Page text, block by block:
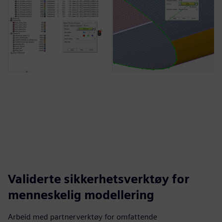
Validerte sikkerhetsverktøy for
menneskelig modellering
Arbeid med partnerverktøy for omfattende